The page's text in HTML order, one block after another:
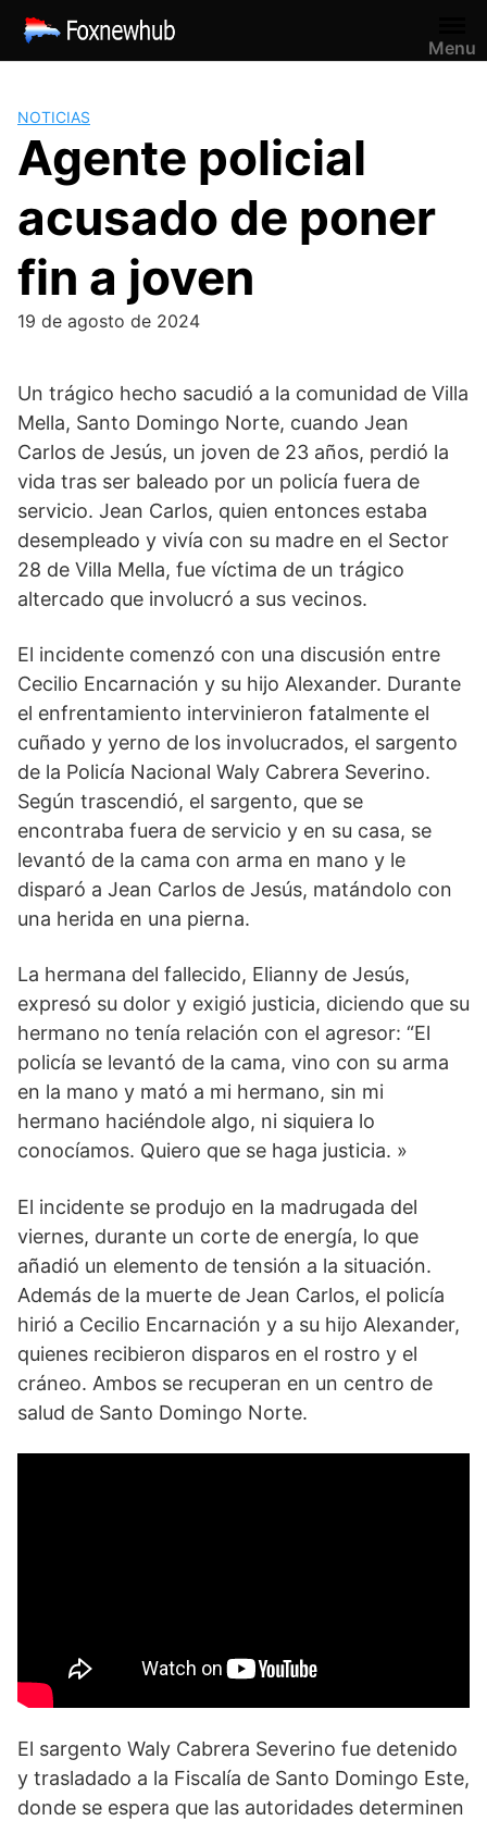
Saltar
contenido
Menu
NOTICIAS
Agente policial
acusado de poner
fin a joven
19 de agosto de 2024
Un trágico hecho sacudió a la comunidad de Villa
Mella, Santo Domingo Norte, cuando Jean
Carlos de Jesús, un joven de 23 años, perdió la
vida tras ser baleado por un policía fuera de
servicio. Jean Carlos, quien entonces estaba
desempleado y vivía con su madre en el Sector
28 de Villa Mella, fue víctima de un trágico
altercado que involucró a sus vecinos.
El incidente comenzó con una discusión entre
Cecilio Encarnación y su hijo Alexander. Durante
el enfrentamiento intervinieron fatalmente el
cuñado y yerno de los involucrados, el sargento
de la Policía Nacional Waly Cabrera Severino.
Según trascendió, el sargento, que se
encontraba fuera de servicio y en su casa, se
levantó de la cama con arma en mano y le
disparó a Jean Carlos de Jesús, matándolo con
una herida en una pierna.
La hermana del fallecido, Elianny de Jesús,
expresó su dolor y exigió justicia, diciendo que su
hermano no tenía relación con el agresor: “El
policía se levantó de la cama, vino con su arma
en la mano y mató a mi hermano, sin mi
hermano haciéndole algo, ni siquiera lo
conocíamos. Quiero que se haga justicia. »
El incidente se produjo en la madrugada del
viernes, durante un corte de energía, lo que
añadió un elemento de tensión a la situación.
Además de la muerte de Jean Carlos, el policía
hirió a Cecilio Encarnación y a su hijo Alexander,
quienes recibieron disparos en el rostro y el
cráneo. Ambos se recuperan en un centro de
salud de Santo Domingo Norte.
El sargento Waly Cabrera Severino fue detenido
y trasladado a la Fiscalía de Santo Domingo Este,
donde se espera que las autoridades determinen